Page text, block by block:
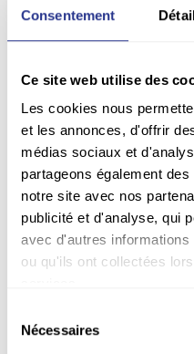
Consentement
Ce site web utilise des
Les cookies nous
et les annonces, d'offrir
médias sociaux et
partageons également
notre site avec nos
publicité et d'analyse, qui
avec d'autres
ou qu'ils ont collectées
Nécessaires
COURRIEL*
MESSAGE*
J'accepte la